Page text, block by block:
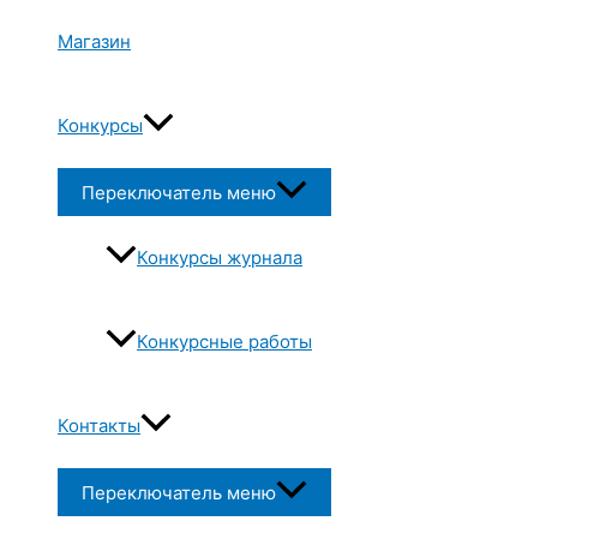
Магазин
Конкурсы
Переключатель меню
Конкурсы журнала
Конкурсные работы
Контакты
Переключатель меню